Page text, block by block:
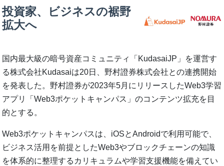
投資家、ビジネスの裾野
拡大へ
国内最大級の暗号資産コミュニティ「KudasaiJP」を運営す
る株式会社Kudasaiは20日、野村證券株式会社との連携開始
を発表した。野村證券が2023年5月にリリースしたWeb3学習
アプリ「Web3ポケットキャンパス」のコンテンツ拡充を目
的とする。
Web3ポケットキャンパスは、iOSとAndroidで利用可能で、
ビジネス活用を前提としたWeb3やブロックチェーンの知識
を体系的に整理するカリキュラムや学習支援機能を備えてい